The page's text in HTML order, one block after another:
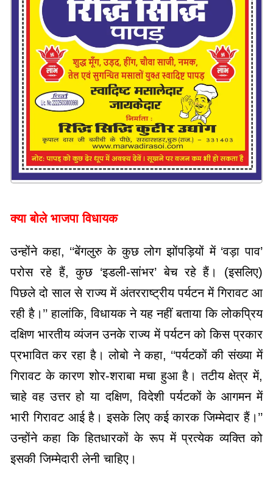
क्या बोले भाजपा विधायक
उन्होंने कहा, ‘‘बेंगलुरु के कुछ लोग झोंपड़ियों में ‘वड़ा पाव’
परोस रहे हैं, कुछ ‘इडली-सांभर’ बेच रहे हैं। (इसलिए)
पिछले दो साल से राज्य में अंतरराष्ट्रीय पर्यटन में गिरावट आ
रही है।’’ हालांकि, विधायक ने यह नहीं बताया कि लोकप्रिय
दक्षिण भारतीय व्यंजन उनके राज्य में पर्यटन को किस प्रकार
प्रभावित कर रहा है। लोबो ने कहा, ‘‘पर्यटकों की संख्या में
गिरावट के कारण शोर-शराबा मचा हुआ है। तटीय क्षेत्र में,
चाहे वह उत्तर हो या दक्षिण, विदेशी पर्यटकों के आगमन में
भारी गिरावट आई है। इसके लिए कई कारक जिम्मेदार हैं।’’
उन्होंने कहा कि हितधारकों के रूप में प्रत्येक व्यक्ति को
इसकी जिम्मेदारी लेनी चाहिए।